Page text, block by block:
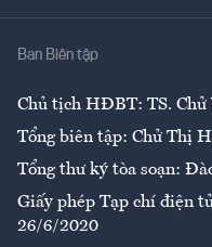
Ban Biên tập
Chủ tịch HĐBT: TS. Chử
Tổng biên tập: Chử Thị
Tổng thư ký tòa soạn:
Giấy phép Tạp chí điện
26/6/2020